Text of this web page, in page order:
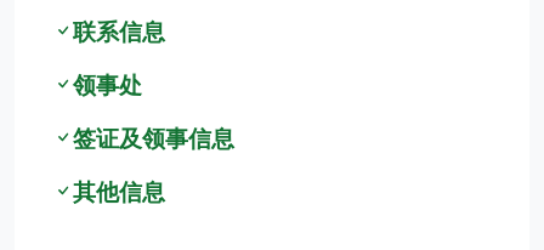
联系信息
领事处
签证及领事信息
其他信息